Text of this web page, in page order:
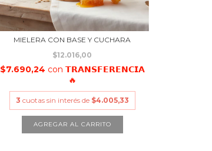
MIELERA CON BASE Y CUCHARA
$12.016,00
$7.690,24 con 𝗧𝗥𝗔𝗡𝗦𝗙𝗘𝗥𝗘𝗡𝗖𝗜𝗔
🔥
3 cuotas sin interés de $4.005,33